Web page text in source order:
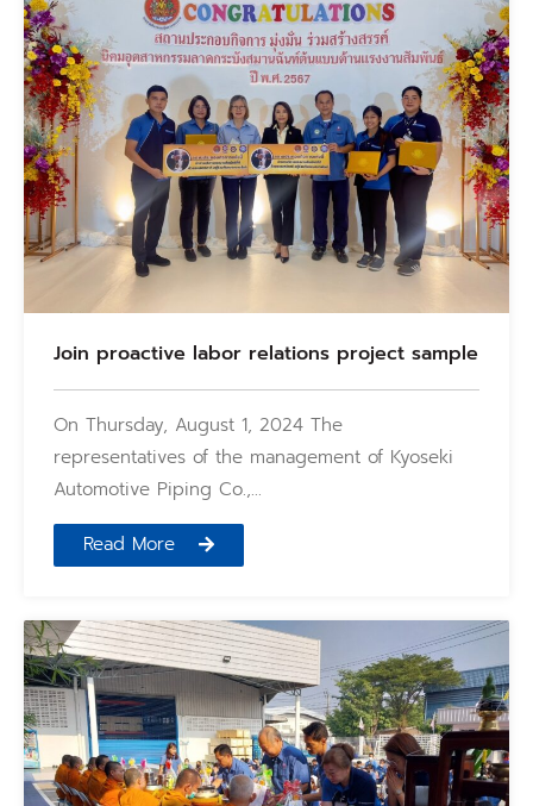
Join proactive labor relations project sample
On Thursday, August 1, 2024 The
representatives of the management of Kyoseki
Automotive Piping Co.,…
Read More